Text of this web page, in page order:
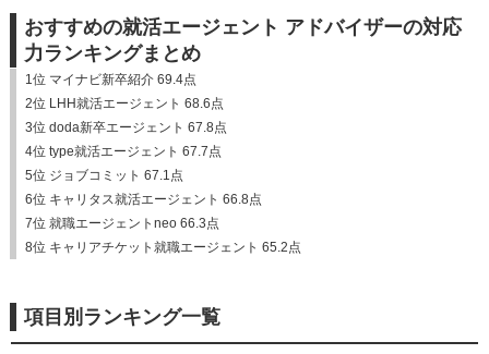
おすすめの就活エージェント アドバイザーの対応
力ランキングまとめ
1位 マイナビ新卒紹介 69.4点
2位 LHH就活エージェント 68.6点
3位 doda新卒エージェント 67.8点
4位 type就活エージェント 67.7点
5位 ジョブコミット 67.1点
6位 キャリタス就活エージェント 66.8点
7位 就職エージェントneo 66.3点
8位 キャリアチケット就職エージェント 65.2点
項目別ランキング一覧